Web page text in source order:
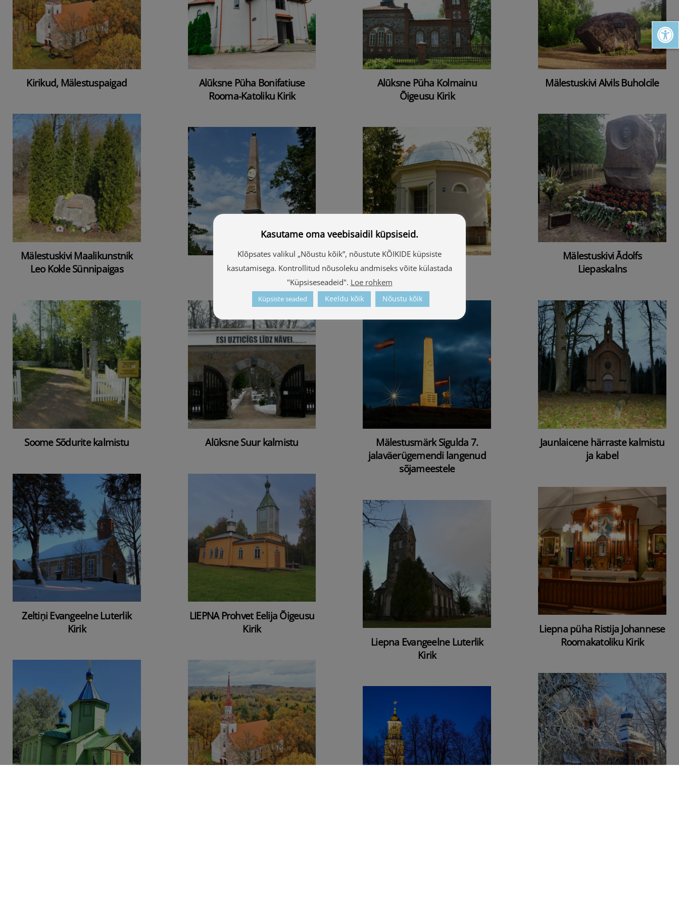
Open toolbar
Kirikud, Mälestuspaigad
Alūksne Püha Bonifatiuse
Rooma-Katoliku Kirik
Alūksne Püha Kolmainu
Õigeusu Kirik
Mälestuskivi Alvils Buholcile
Mälestuskivi Maalikunstnik
Leo Kokle Sünnipaigas
Mälestuskivi Ādolfs
Liepaskalns
Graniitobelisk Mausoleum
Soome Sõdurite kalmistu Alūksne Suur kalmistu
Mälestusmärk Sigulda 7.
jalaväerügemendi langenud
sõjameestele
Jaunlaicene härraste kalmistu
ja kabel
Zeltiņi Evangeelne Luterlik
Kirik
LIEPNA Prohvet Eelija Õigeusu
Kirik
Liepna püha Ristija Johannese
Roomakatoliku Kirik
Liepna Evangeelne Luterlik
Kirik
Kasutame oma veebisaidil küpsiseid.
Klõpsates valikul „Nõustu kõik”, nõustute KÕIKIDE küpsiste
kasutamisega. Kontrollitud nõusoleku andmiseks võite külastada
"Küpsiseseadeid". Loe rohkem
Küpsiste seaded Keeldu kõik Nõustu kõik